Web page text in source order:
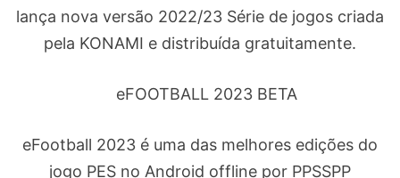
lança nova versão 2022/23 Série de jogos criada
pela KONAMI e distribuída gratuitamente.
eFOOTBALL 2023 BETA
eFootball 2023 é uma das melhores edições do
jogo PES no Android offline por PPSSPP